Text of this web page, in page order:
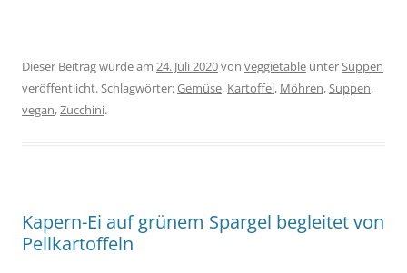
Dieser Beitrag wurde am 24. Juli 2020von veggietable unterSuppen
veröffentlicht. Schlagwörter:Gemüse, Kartoffel, Möhren,Suppen,
vegan,Zucchini.
Kapern-Ei auf grünem Spargel begleitet von
Pellkartoffeln